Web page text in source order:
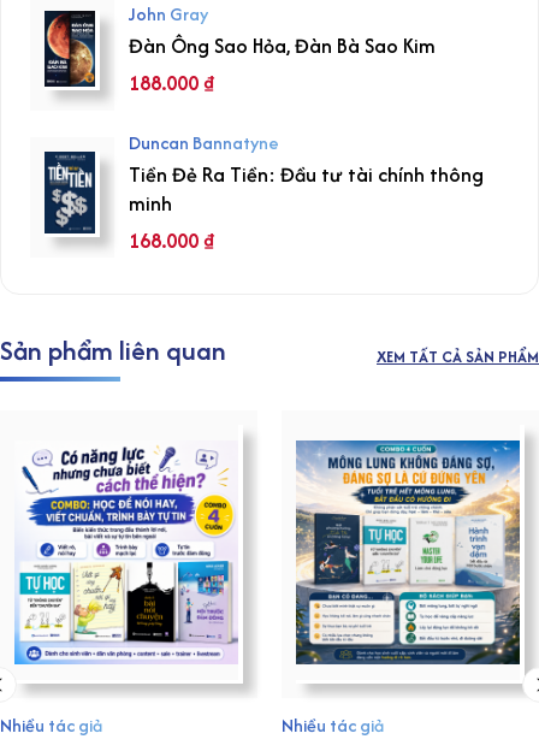
John Gray
Đàn Ông Sao Hỏa, Đàn Bà Sao Kim
188.000₫
Duncan Bannatyne
Tiền Đẻ Ra Tiền: Đầu tư tài chính thông
minh
168.000₫
Sản phẩm liên quan XEM TẤT CẢ SẢN PHẨM
Nhiều tác giả Nhiều tác giả